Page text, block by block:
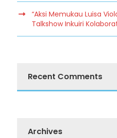
“Aksi Memukau Luisa
Talkshow Inkuiri
Recent Comments
Archives